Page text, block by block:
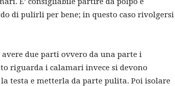
di pulirli per bene; in questo caso rivolgersi
due parti ovvero da una parte i
riguarda i calamari invece si devono
testa e metterla da parte pulita. Poi isolare